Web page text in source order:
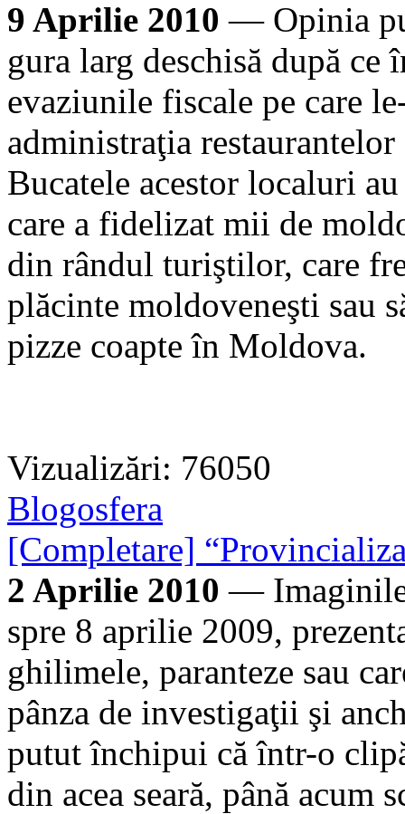
9 Aprilie 2010 — Opinia
gura larg deschisă după ce
evaziunile fiscale pe care
administraţia
Bucatele acestor localuri
care a fidelizat mii de
din rândul turiştilor, care
plăcinte moldoveneşti sau
pizze coapte în Moldova.
Vizualizări: 76050
Blogosfera
[Completare]
2 Aprilie 2010 — Imaginile
spre 8 aprilie 2009,
ghilimele, paranteze sau
pânza de investigaţii şi
putut închipui că într-o
din acea seară, până acum